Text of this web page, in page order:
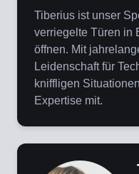
Tiberius ist unser
verriegelte Türen in
öffnen. Mit
Leidenschaft für
kniffligen
Expertise mit.